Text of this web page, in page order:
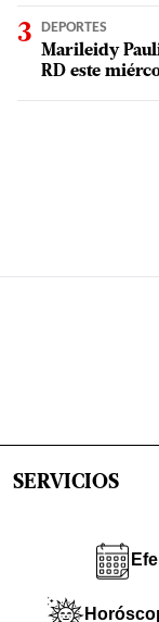
DEPORTES
Marileidy
RD este
SERVICIOS